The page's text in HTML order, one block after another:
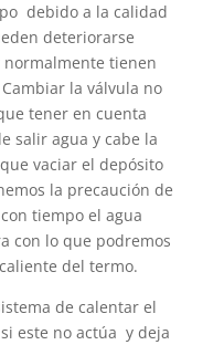
debido a la calidad
deteriorarse
tienen
la válvula no
tener en cuenta
salir agua y cabe la
vaciar el depósito
la precaución de
tiempo el agua
con lo que podremos
del termo.
de calentar el
este no actúa y deja